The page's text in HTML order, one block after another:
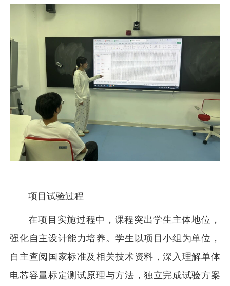
项目试验过程
在项目实施过程中，课程突出学生主体地位，
强化自主设计能力培养。学生以项目小组为单位，
自主查阅国家标准及相关技术资料，深入理解单体
电芯容量标定测试原理与方法，独立完成试验方案